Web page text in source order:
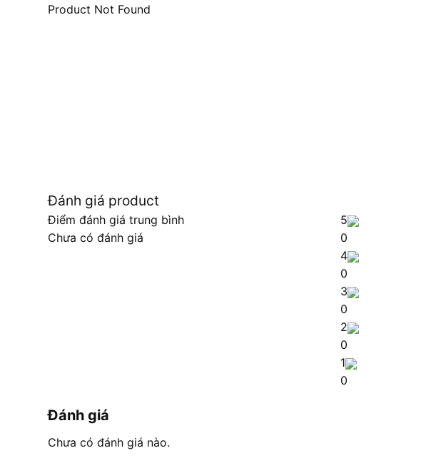
Product Not Found
Đánh giá product
Điểm đánh giá trung bình
Chưa có đánh giá
5
0
4
0
3
0
2
0
1
0
Đánh giá
Chưa có đánh giá nào.